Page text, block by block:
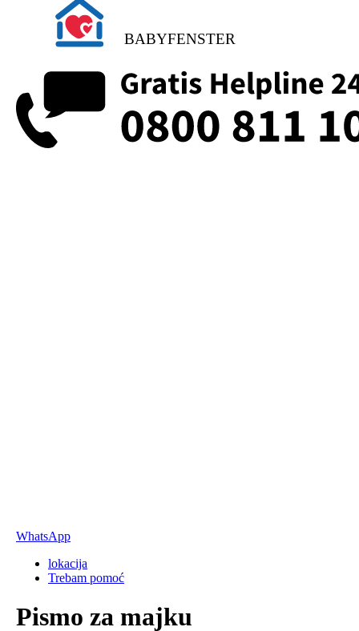
BABYFENSTER
WhatsApp
lokacija
Trebam pomoć
Pismo za majku